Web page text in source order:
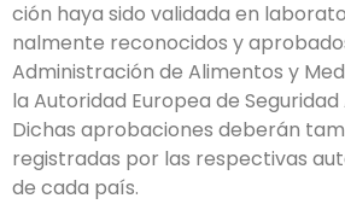
ción haya sido validada en
nalmente reconocidos y
Administración de Alimentos y
la Autoridad Europea de
Dichas aprobaciones deberán
registradas por las respectivas
de cada país.